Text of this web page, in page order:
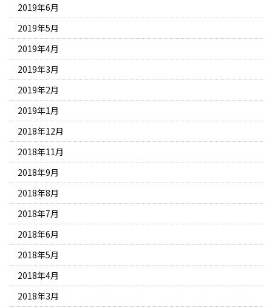
2019年6月
2019年5月
2019年4月
2019年3月
2019年2月
2019年1月
2018年12月
2018年11月
2018年9月
2018年8月
2018年7月
2018年6月
2018年5月
2018年4月
2018年3月